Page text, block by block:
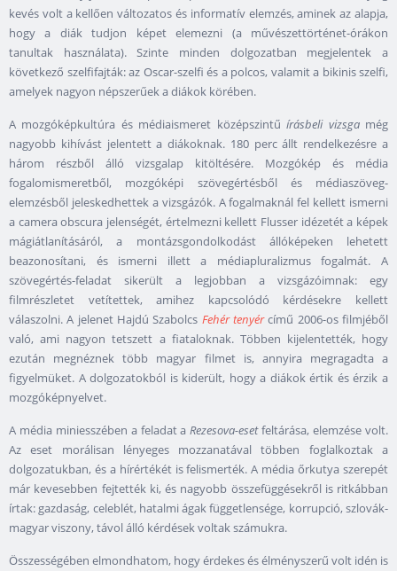
kevés volt a kellően változatos és informatív elemzés, aminek az alapja,
hogy a diák tudjon képet elemezni (a művészettörténet-órákon
tanultak használata). Szinte minden dolgozatban megjelentek a
következő szelfifajták: az Oscar-szelfi és a polcos, valamit a bikinis szelfi,
amelyek nagyon népszerűek a diákok körében.
A mozgóképkultúra és médiaismeret középszintűírásbeli vizsga még
nagyobb kihívást jelentett a diákoknak. 180 perc állt rendelkezésre a
három részből álló vizsgalap kitöltésére. Mozgókép és média
fogalomismeretből, mozgóképi szövegértésből és médiaszöveg-
elemzésből jeleskedhettek a vizsgázók. A fogalmaknál fel kellett ismerni
a camera obscura jelenségét, értelmezni kellett Flusser idézetét a képek
mágiátlanításáról, a montázsgondolkodást állóképeken lehetett
beazonosítani, és ismerni illett a médiapluralizmus fogalmát. A
szövegértés-feladat sikerült a legjobban a vizsgázóimnak: egy
filmrészletet vetítettek, amihez kapcsolódó kérdésekre kellett
válaszolni. A jelenet Hajdú Szabolcs Fehér tenyércímű 2006-os filmjéből
való, ami nagyon tetszett a fiataloknak. Többen kijelentették, hogy
ezután megnéznek több magyar filmet is, annyira megragadta a
figyelmüket. A dolgozatokból is kiderült, hogy a diákok értik és érzik a
mozgóképnyelvet.
A média miniesszében a feladat aRezesova-esetfeltárása, elemzése volt.
Az eset morálisan lényeges mozzanatával többen foglalkoztak a
dolgozatukban, és a hírértékét is felismerték. A média őrkutya szerepét
már kevesebben fejtették ki, és nagyobb összefüggésekről is ritkábban
írtak: gazdaság, celeblét, hatalmi ágak függetlensége, korrupció, szlovák-
magyar viszony, távol álló kérdések voltak számukra.
Összességében elmondhatom, hogy érdekes és élményszerű volt idén is